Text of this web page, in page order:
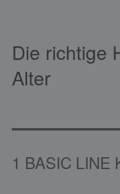
Die richtige
Alter
1 BASIC